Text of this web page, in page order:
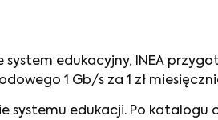
edukacyjny, INEA
1 Gb/s za 1 zł
systemu edukacji. Po